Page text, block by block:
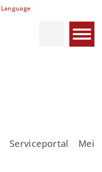
Language
Serviceportal